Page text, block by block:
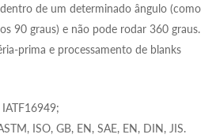
de um determinado ângulo (como
90 graus) e não pode rodar 360 graus.
prima e processamento de blanks
ISO, GB, EN, SAE, EN, DIN, JIS.